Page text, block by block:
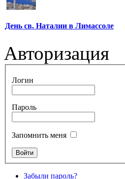
День св. Наталии в Лимассоле
Авторизация
Логин
Пароль
Запомнить меня
Забыли пароль?